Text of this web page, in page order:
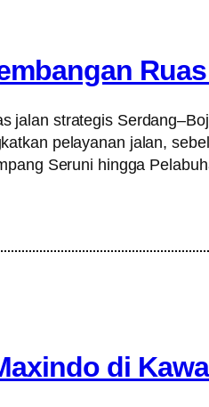
jalan strategis
pelayanan jalan,
Seruni hingga
di